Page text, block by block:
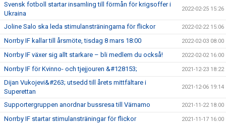
Svensk fotboll startar insamling till förmån för krigsoffer i
Ukraina
2022-02-25 15:26
Joline Salo ska leda stimulansträningarna för flickor 2022-02-22 15:06
Norrby IF kallar till årsmöte, tisdag 8 mars 18:00 2022-02-03 08:00
Norrby IF växer sig allt starkare – bli medlem du också! 2022-02-02 16:00
Norrby IF för Kvinno- och tjejjouren &#128153; 2021-12-23 18:22
Dijan Vukojevi&#263; utsedd till årets mittfältare i
Superettan
2021-12-06 19:14
Supportergruppen anordnar bussresa till Värnamo 2021-11-22 18:00
Norrby IF startar stimulansträningar för flickor 2021-11-17 16:00